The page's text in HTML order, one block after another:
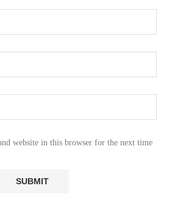
website in this browser for the next time